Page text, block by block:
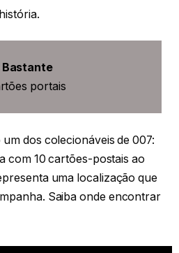
Bastante
portais
dos colecionáveis de 007:
com 10 cartões-postais ao
uma localização que
Saiba onde encontrar